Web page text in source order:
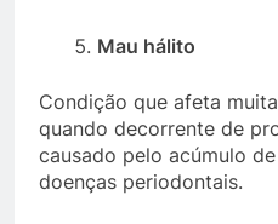
Mau hálito
Condição que afeta
quando decorrente de
causado pelo acúmulo
doenças periodontais.